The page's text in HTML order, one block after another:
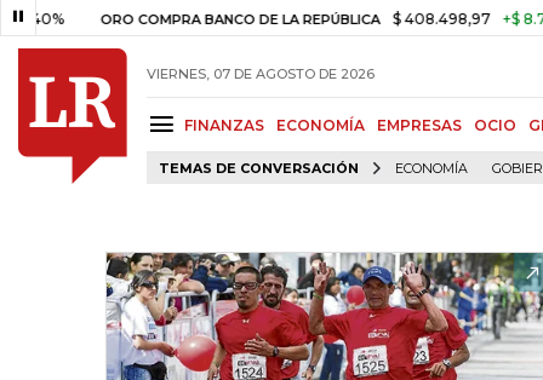
ORO COMPRA BANCO DE LA REPÚBLICA $ 408.498,97 +$ 8.753,81
VIERNES, 07 DE AGOSTO DE 2026
FINANZAS ECONOMÍA EMPRESAS OCIO
TEMAS DE CONVERSACIÓN ECONOMÍA